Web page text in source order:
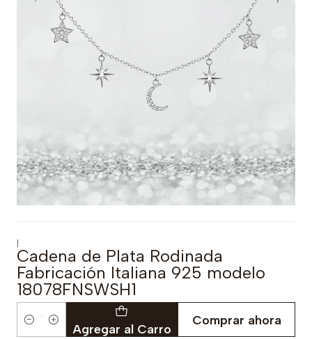
|
Cadena de Plata Rodinada
Fabricación Italiana 925 modelo
18078FNSWSH1
Cantidad Agregar al Carro
Comprar ahora